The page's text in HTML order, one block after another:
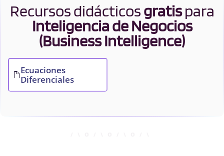
Recursos didácticosgratispara
Inteligencia de Negocios
(Business Intelligence)
Ecuaciones
Diferenciales